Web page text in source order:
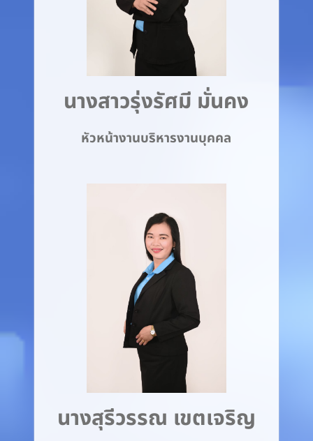
นางสาวรุ่งรัศมี มั่นคง
หัวหน้างานบริหารงานบุคคล
นางสุรีวรรณ เขตเจริญ